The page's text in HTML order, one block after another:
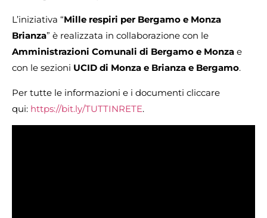
L’iniziativa “Mille respiri per Bergamo e Monza
Brianza” è realizzata in collaborazione con le
Amministrazioni Comunali di Bergamo e Monza e
con le sezioni UCID di Monza e Brianza e Bergamo.
Per tutte le informazioni e i documenti cliccare
qui: https://bit.ly/TUTTINRETE.